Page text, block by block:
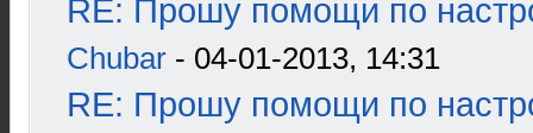
RE: Прошу помощи по
Chubar - 04-01-2013, 14:31
RE: Прошу помощи по